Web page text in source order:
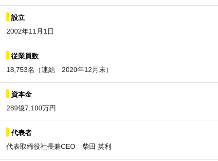
設立
2002年11月1日
従業員数
18,753名（連結 2020年12月末）
資本金
289億7,100万円
代表者
代表取締役社長兼CEO 柴田 英利